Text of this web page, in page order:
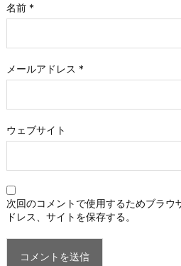
名前 *
メールアドレス *
ウェブサイト
次回のコメントで使用するためブラウ
ドレス、サイトを保存する。